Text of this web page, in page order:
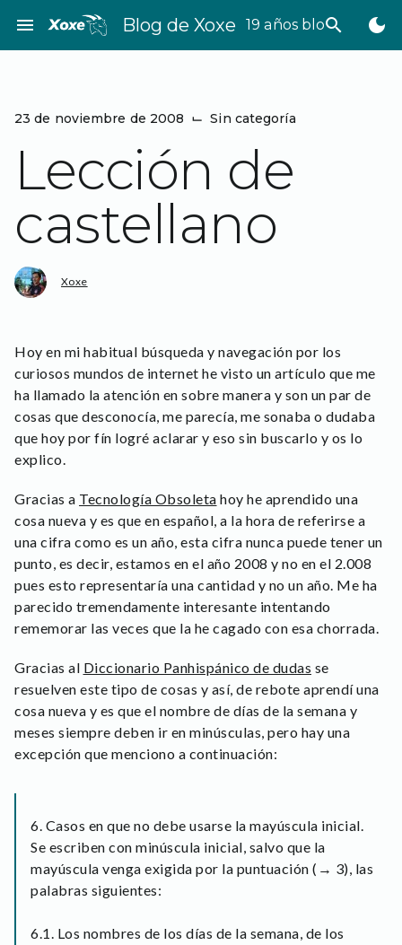
contenido
menu Blog de Xoxe 19 años bloggeando
search dark_mode
23 de noviembre de 2008 ⌙ Sin categoría
Lección de
castellano
Xoxe
Hoy en mi habitual búsqueda y navegación por los
curiosos mundos de internet he visto un artículo que me
ha llamado la atención en sobre manera y son un par de
cosas que desconocía, me parecía, me sonaba o dudaba
que hoy por fín logré aclarar y eso sin buscarlo y os lo
explico.
Gracias a Tecnología Obsoleta hoy he aprendido una
cosa nueva y es que en español, a la hora de referirse a
una cifra como es un año, esta cifra nunca puede tener un
punto, es decir, estamos en el año 2008 y no en el 2.008
pues esto representaría una cantidad y no un año. Me ha
parecido tremendamente interesante intentando
rememorar las veces que la he cagado con esa chorrada.
Gracias al Diccionario Panhispánico de dudas se
resuelven este tipo de cosas y así, de rebote aprendí una
cosa nueva y es que el nombre de días de la semana y
meses siempre deben ir en minúsculas, pero hay una
excepción que menciono a continuación:
6. Casos en que no debe usarse la mayúscula inicial.
Se escriben con minúscula inicial, salvo que la
mayúscula venga exigida por la puntuación (→ 3), las
palabras siguientes:
6.1. Los nombres de los días de la semana, de los